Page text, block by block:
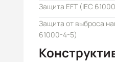
Защита EFT (IEC
Защита от выброса
61000-4-5)